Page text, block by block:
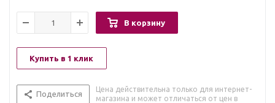
В корзину
Купить в 1 клик
Поделиться
Цена действительна только для интернет-
магазина и может отличаться от цен в